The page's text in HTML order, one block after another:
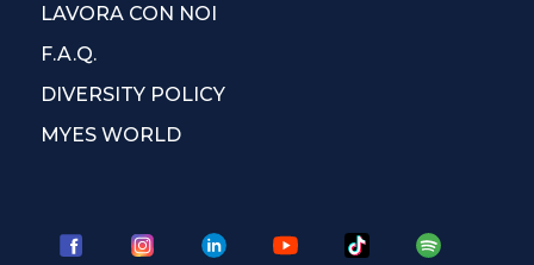
LAVORA CON NOI
F.A.Q.
DIVERSITY POLICY
MYES WORLD